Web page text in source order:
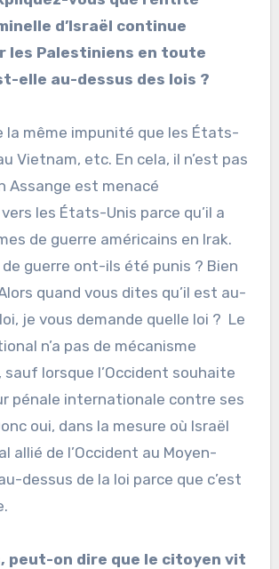
d’Israël continue
les Palestiniens en toute
elle au-dessus des lois ?
la même impunité que les États-
Vietnam, etc. En cela, il n’est pas
Assange est menacé
les États-Unis parce qu’il a
de guerre américains en Irak.
de guerre ont-ils été punis ? Bien
quand vous dites qu’il est au-
je vous demande quelle loi ? Le
n’a pas de mécanisme
sauf lorsque l’Occident souhaite
pénale internationale contre ses
oui, dans la mesure où Israël
allié de l’Occident au Moyen-
dessus de la loi parce que c’est
peut-on dire que le citoyen vit